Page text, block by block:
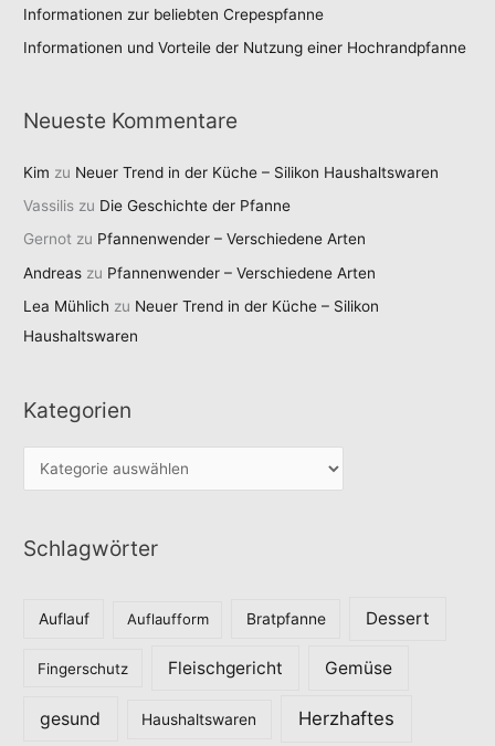
Informationen zur beliebten Crepespfanne
Informationen und Vorteile der Nutzung einer Hochrandpfanne
Neueste Kommentare
Kim zu Neuer Trend in der Küche – Silikon Haushaltswaren
Vassilis zu Die Geschichte der Pfanne
Gernot zu Pfannenwender – Verschiedene Arten
Andreas zu Pfannenwender – Verschiedene Arten
Lea Mühlich zu Neuer Trend in der Küche – Silikon
Haushaltswaren
Kategorien
a
e
Schlagwörter
Auflauf Auflaufform Bratpfanne Dessert
Fingerschutz Fleischgericht Gemüse
gesund Haushaltswaren Herzhaftes